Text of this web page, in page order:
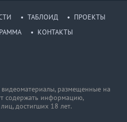
ТАБЛОИД
ПРОЕКТЫ
КОНТАКТЫ
размещенные на
содержать информацию,
достигших 18 лет.